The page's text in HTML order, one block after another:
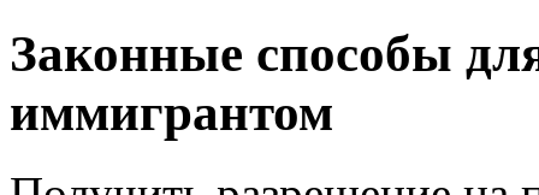
Законные способы
иммигрантом